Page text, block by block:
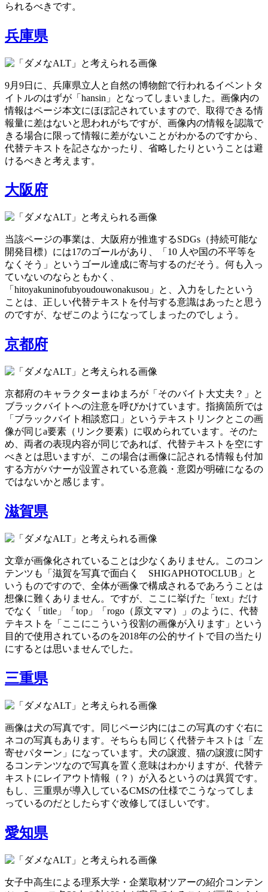
られるべきです。
兵庫県
9月9日に、兵庫県立人と自然の博物館で行われるイベントタ
イトルのはずが「hansin」となってしまいました。画像内の
情報はページ本文にほぼ記されていますので、取得できる情
報量に差はないと思われがちですが、画像内の情報を認識で
きる場合に限って情報に差がないことがわかるのですから、
代替テキストを記さなかったり、省略したりということは避
けるべきと考えます。
大阪府
当該ページの事業は、大阪府が推進するSDGs（持続可能な
開発目標）には17のゴールがあり、「10 人や国の不平等を
なくそう」というゴール達成に寄与するのだそう。何も入っ
ていないのならともかく、
「hitoyakuninofubyoudouwonakusou」と、入力をしたという
ことは、正しい代替テキストを付与する意識はあったと思う
のですが、なぜこのようになってしまったのでしょう。
京都府
京都府のキャラクターまゆまろが「そのバイト大丈夫？」と
ブラックバイトへの注意を呼びかけています。指摘箇所では
「ブラックバイト相談窓口」というテキストリンクとこの画
像が同じa要素（リンク要素）に収められています。そのた
め、両者の表現内容が同じであれば、代替テキストを空にす
べきとは思いますが、この場合は画像に記される情報も付加
する方がバナーが設置されている意義・意図が明確になるの
ではないかと感じます。
滋賀県
文章が画像化されていることは少なくありません。このコン
テンツも「滋賀を写真で面白く SHIGAPHOTOCLUB」と
いうものですので、全体が画像で構成されるであろうことは
想像に難くありません。ですが、ここに挙げた「text」だけ
でなく「title」「top」「rogo（原文ママ）」のように、代替
テキストを「ここにこういう役割の画像が入ります」という
目的で使用されているのを2018年の公的サイトで目の当たり
にするとは思いませんでした。
三重県
画像は犬の写真です。同じページ内にはこの写真のすぐ右に
ネコの写真もあります。そちらも同じく代替テキストは「左
寄せパターン」になっています。犬の譲渡、猫の譲渡に関す
るコンテンツなので写真を置く意味はわかりますが、代替テ
キストにレイアウト情報（？）が入るというのは異質です。
もし、三重県が導入しているCMSの仕様でこうなってしま
っているのだとしたらすぐ改修してほしいです。
愛知県
女子中高生による理系大学・企業取材ツアーの紹介コンテン